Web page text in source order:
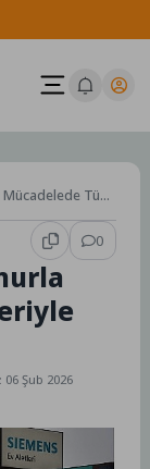
Tüm
0
Şub 2026